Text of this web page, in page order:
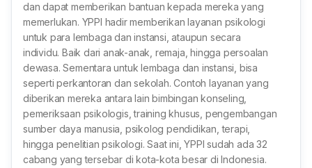
dan dapat memberikan bantuan kepada mereka yang
memerlukan. YPPI hadir memberikan layanan psikologi
untuk para lembaga dan instansi, ataupun secara
individu. Baik dari anak-anak, remaja, hingga persoalan
dewasa. Sementara untuk lembaga dan instansi, bisa
seperti perkantoran dan sekolah. Contoh layanan yang
diberikan mereka antara lain bimbingan konseling,
pemeriksaan psikologis, training khusus, pengembangan
sumber daya manusia, psikolog pendidikan, terapi,
hingga penelitian psikologi. Saat ini, YPPI sudah ada 32
cabang yang tersebar di kota-kota besar di Indonesia.